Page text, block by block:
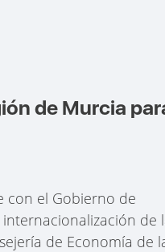
de Murcia
con el Gobierno de
de
de Economía de